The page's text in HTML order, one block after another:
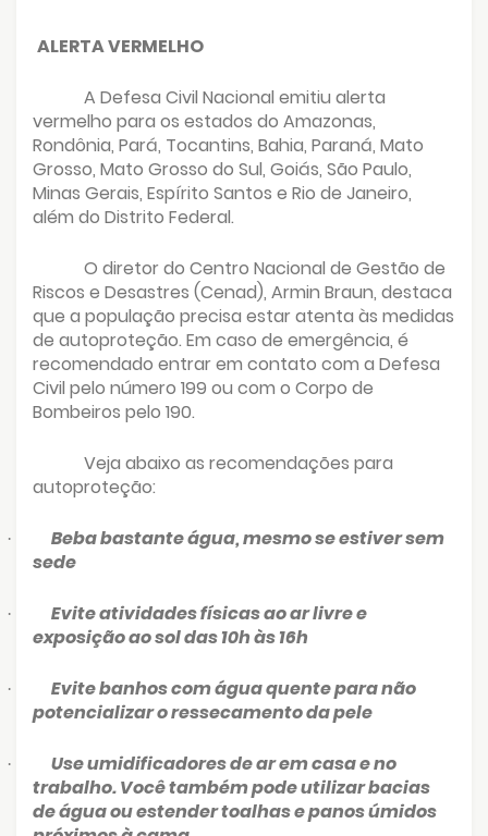
ALERTA VERMELHO
A Defesa Civil Nacional emitiu alerta
vermelho para os estados do Amazonas,
Rondônia, Pará, Tocantins, Bahia, Paraná, Mato
Grosso, Mato Grosso do Sul, Goiás, São Paulo,
Minas Gerais, Espírito Santos e Rio de Janeiro,
além do Distrito Federal.
O diretor do Centro Nacional de Gestão de
Riscos e Desastres (Cenad), Armin Braun, destaca
que a população precisa estar atenta às medidas
de autoproteção. Em caso de emergência, é
recomendado entrar em contato com a Defesa
Civil pelo número 199 ou com o Corpo de
Bombeiros pelo 190.
Veja abaixo as recomendações para
autoproteção:
·
Beba bastante água, mesmo se estiver sem
sede
·
Evite atividades físicas ao ar livre e
exposição ao sol das 10h às 16h
·
Evite banhos com água quente para não
potencializar o ressecamento da pele
·
Use umidificadores de ar em casa e no
trabalho. Você também pode utilizar bacias
de água ou estender toalhas e panos úmidos